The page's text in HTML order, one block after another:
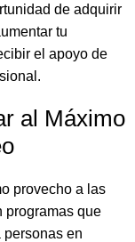
de adquirir
tu
el apoyo de
al Máximo
provecho a las
programas que
personas en